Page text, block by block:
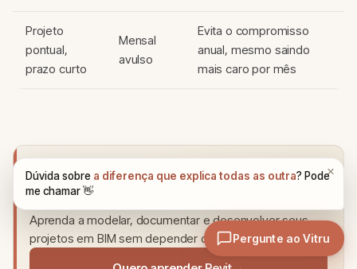
Projeto
pontual,
prazo curto
Mensal
avulso
Evita o compromisso
anual, mesmo saindo
mais caro por mês
PARCERIA · MOBFLIX
Revit do zero ao projeto completo
Aprenda a modelar, documentar e desenvolver seus
projetos em BIM sem depender de tutoriais soltos.